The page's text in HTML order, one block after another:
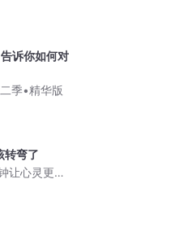
诉你如何对
季•精华版
转弯了
让心灵更充